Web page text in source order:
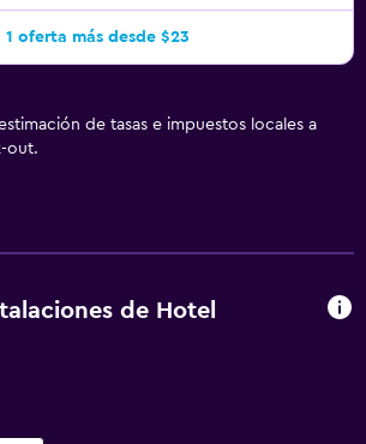
1 oferta más desde $23
de tasas e impuestos locales a
out.
de Hotel